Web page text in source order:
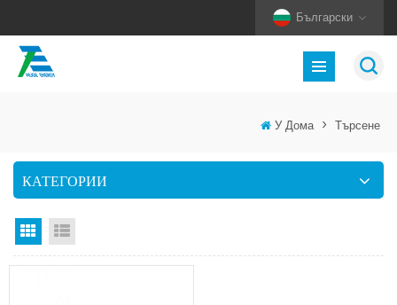
Български
У Дома > Търсене
КАТЕГОРИИ
Изглед на мрежата